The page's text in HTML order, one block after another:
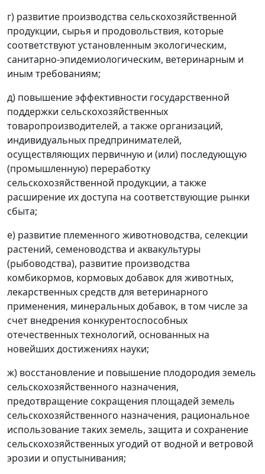
г) развитие производства сельскохозяйственной
продукции, сырья и продовольствия, которые
соответствуют установленным экологическим,
санитарно-эпидемиологическим, ветеринарным и
иным требованиям;
д) повышение эффективности государственной
поддержки сельскохозяйственных
товаропроизводителей, а также организаций,
индивидуальных предпринимателей,
осуществляющих первичную и (или) последующую
(промышленную) переработку
сельскохозяйственной продукции, а также
расширение их доступа на соответствующие рынки
сбыта;
е) развитие племенного животноводства, селекции
растений, семеноводства и аквакультуры
(рыбоводства), развитие производства
комбикормов, кормовых добавок для животных,
лекарственных средств для ветеринарного
применения, минеральных добавок, в том числе за
счет внедрения конкурентоспособных
отечественных технологий, основанных на
новейших достижениях науки;
ж) восстановление и повышение плодородия земель
сельскохозяйственного назначения,
предотвращение сокращения площадей земель
сельскохозяйственного назначения, рациональное
использование таких земель, защита и сохранение
сельскохозяйственных угодий от водной и ветровой
эрозии и опустынивания;